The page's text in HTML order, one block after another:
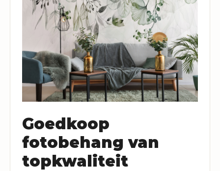
Goedkoop
fotobehang van
topkwaliteit